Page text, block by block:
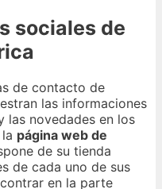
sociales de
de contacto de
las informaciones
las novedades en los
página web de
de su tienda
de cada uno de sus
en la parte